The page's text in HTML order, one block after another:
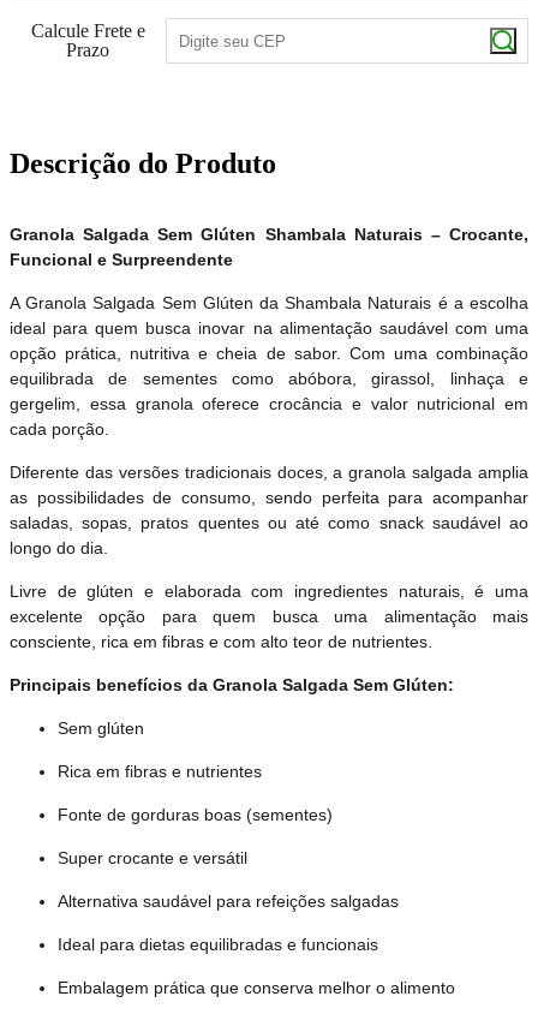
Calcule Frete e
Prazo
Descrição do Produto
Granola Salgada Sem Glúten Shambala Naturais – Crocante,
Funcional e Surpreendente
A Granola Salgada Sem Glúten da Shambala Naturais é a escolha
ideal para quem busca inovar na alimentação saudável com uma
opção prática, nutritiva e cheia de sabor. Com uma combinação
equilibrada de sementes como abóbora, girassol, linhaça e
gergelim, essa granola oferece crocância e valor nutricional em
cada porção.
Diferente das versões tradicionais doces, a granola salgada amplia
as possibilidades de consumo, sendo perfeita para acompanhar
saladas, sopas, pratos quentes ou até como snack saudável ao
longo do dia.
Livre de glúten e elaborada com ingredientes naturais, é uma
excelente opção para quem busca uma alimentação mais
consciente, rica em fibras e com alto teor de nutrientes.
Principais benefícios da Granola Salgada Sem Glúten:
Sem glúten
Rica em fibras e nutrientes
Fonte de gorduras boas (sementes)
Super crocante e versátil
Alternativa saudável para refeições salgadas
Ideal para dietas equilibradas e funcionais
Embalagem prática que conserva melhor o alimento